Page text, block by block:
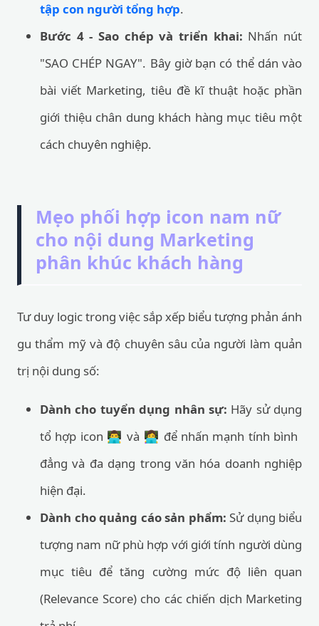
tập con người tổng hợp.
Bước 4 - Sao chép và triển khai: Nhấn nút
"SAO CHÉP NGAY". Bây giờ bạn có thể dán vào
bài viết Marketing, tiêu đề kĩ thuật hoặc phần
giới thiệu chân dung khách hàng mục tiêu một
cách chuyên nghiệp.
Mẹo phối hợp icon nam nữ
cho nội dung Marketing
phân khúc khách hàng
Tư duy logic trong việc sắp xếp biểu tượng phản ánh
gu thẩm mỹ và độ chuyên sâu của người làm quản
trị nội dung số:
Dành cho tuyển dụng nhân sự: Hãy sử dụng
tổ hợp icon 👨‍💻 và 👩‍💻 để nhấn mạnh tính bình
đẳng và đa dạng trong văn hóa doanh nghiệp
hiện đại.
Dành cho quảng cáo sản phẩm: Sử dụng biểu
tượng nam nữ phù hợp với giới tính người dùng
mục tiêu để tăng cường mức độ liên quan
(Relevance Score) cho các chiến dịch Marketing